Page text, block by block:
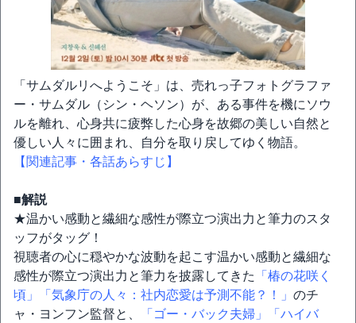
「サムダルリへようこそ」は、売れっ子フォトグラファ
ー・サムダル（シン・ヘソン）が、ある事件を機にソウ
ルを離れ、心身共に疲弊した心身を故郷の美しい自然と
優しい人々に囲まれ、自分を取り戻してゆく物語。
【関連記事・各話あらすじ】
■解説
★温かい感動と繊細な感性が際立つ演出力と筆力のスタ
ッフがタッグ！
視聴者の心に穏やかな波動を起こす温かい感動と繊細な
感性が際立つ演出力と筆力を披露してきた
「椿の花咲く
頃」
「気象庁の人々：社内恋愛は予測不能？！」 のチ
ャ・ヨンフン監督と、
「ゴー・バック夫婦」
「ハイバ